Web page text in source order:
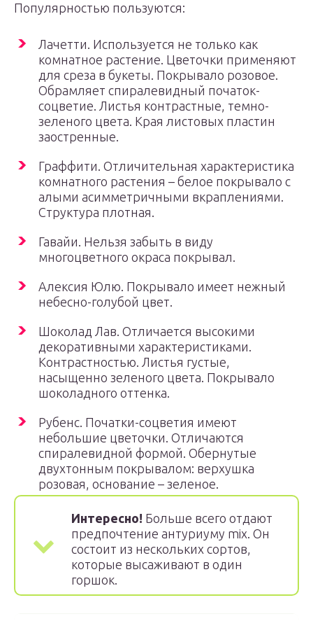
Популярностью пользуются:
Лачетти. Используется не только как
комнатное растение. Цветочки применяют
для среза в букеты. Покрывало розовое.
Обрамляет спиралевидный початок-
соцветие. Листья контрастные, темно-
зеленого цвета. Края листовых пластин
заостренные.
Граффити. Отличительная характеристика
комнатного растения – белое покрывало с
алыми асимметричными вкраплениями.
Структура плотная.
Гавайи. Нельзя забыть в виду
многоцветного окраса покрывал.
Алексия Юлю. Покрывало имеет нежный
небесно-голубой цвет.
Шоколад Лав. Отличается высокими
декоративными характеристиками.
Контрастностью. Листья густые,
насыщенно зеленого цвета. Покрывало
шоколадного оттенка.
Рубенс. Початки-соцветия имеют
небольшие цветочки. Отличаются
спиралевидной формой. Обернутые
двухтонным покрывалом: верхушка
розовая, основание – зеленое.
Интересно! Больше всего отдают
предпочтение антуриуму mix. Он
состоит из нескольких сортов,
которые высаживают в один
горшок.